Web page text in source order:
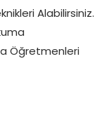
Alabilirsiniz.
Öğretmenleri